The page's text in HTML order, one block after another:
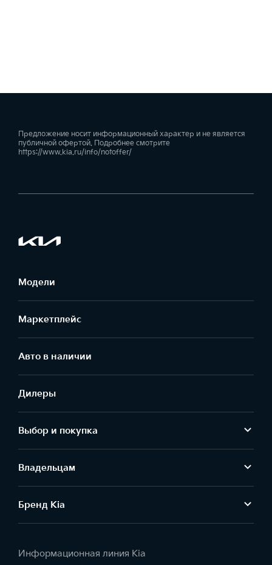
Предложение носит информационный характер и не является
публичной офертой. Подробнее смотрите
https://www.kia.ru/info/notoffer/
Модели
Маркетплейс
Aвто в наличии
Дилеры
Выбор и покупка
Владельцам
Бренд Kia
Информационная линия Kia